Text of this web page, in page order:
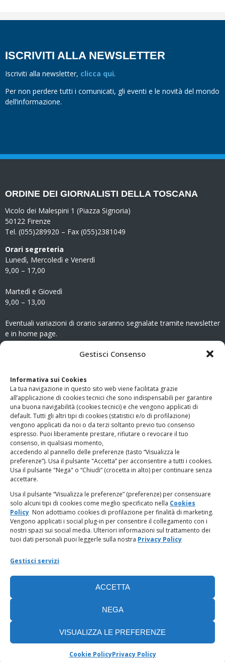
Gestisci Consenso
Informativa sui Cookies
La tua navigazione in questo sito web viene facilitata grazie
all’applicazione di cookies tecnici che sono indispensabili per garantire
una buona navigabilità (cookies tecnici) e che vengono applicati di
default. Tutti gli altri tipi di cookies (statistici e/o di profilazione)
vengono applicati da noi o da terzi soltanto previo tuo consenso
espresso. Puoi liberamente prestare, rifiutare o revocare il tuo
consenso, in qualsiasi momento,
accedendo al pannello delle preferenze (tasto “Visualizza le
preferenze”). Usa il pulsante "Accetta” per acconsentire a tutti i cookies.
Usa il pulsante "Nega" o “Chiudi” (crocetta in alto) per continuare senza
accettare.
Usa il pulsante “Visualizza le preferenze” (preferenze) per consensuare
solo alcuni tipi di cookies come meglio specificato nella Cookies
Policy Non adottiamo cookies di profilazione per finalità di marketing.
Vengono applicati i social plug-in per consentire il collegamento con i
nostri spazi sui social media. Ulteriori informazioni sul trattamento dei
tuoi dati personali puoi leggerle sulla nostra Privacy Policy
Gestisci servizi
ACCETTA
NEGA
VISUALIZZA LE PREFERENZE
Cookie PolicyPrivacy Policy
ISCRIVITI ALLA NEWSLETTER
Iscriviti alla newsletter, clicca qui.
Per non perdere tutti i comunicati, gli eventi e le novità del mondo
dell’informazione.
ORDINE DEI GIORNALISTI DELLA TOSCANA
Vicolo dei Malespini 1 (Piazza Signoria)
50122 Firenze
Tel. (055)289920 – Fax (055)2381049
Orari segreteria
Lunedì, Mercoledì e Venerdì
9,00 – 17,00
Martedì e Giovedì
9,00 – 13,00
Eventuali variazioni di orario saranno segnalate tramite newsletter
e in home page.
www.odg.toscana.it – testata registrata presso il Tribunale di
Firenze al nr. 5208 dell’ 08.10.2002. Direttore responsabile:
Giampaolo Marchini – C.F. 80005790482
LINK UTILI
PagoPA
Privacy Policy
Regolamento categorie particolari di dati personali e dati
giudiziari
Amministrazione Trasparente
Cookie Policy (UE)